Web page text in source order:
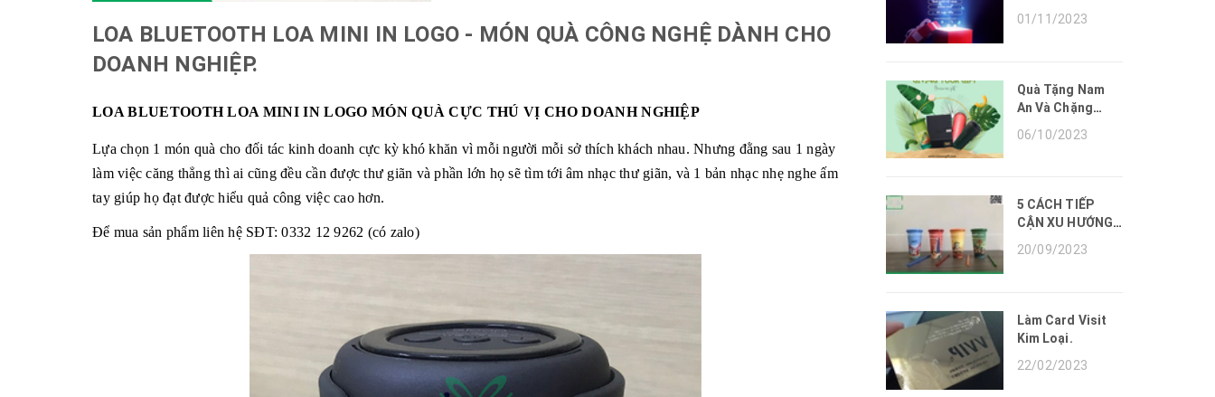
LOA BLUETOOTH LOA MINI IN LOGO - MÓN QUÀ CÔNG NGHỆ DÀNH CHO
DOANH NGHIỆP.
LOA BLUETOOTH LOA MINI IN LOGO MÓN QUÀ CỰC THÚ VỊ CHO DOANH NGHIỆP
Lựa chọn 1 món quà cho đối tác kinh doanh cực kỳ khó khăn vì mỗi người mỗi sở thích khách nhau. Nhưng đằng sau 1 ngày
làm việc căng thẳng thì ai cũng đều cần được thư giãn và phần lớn họ sẽ tìm tới âm nhạc thư giãn, và 1 bản nhạc nhẹ nghe ấm
tay giúp họ đạt được hiểu quả công việc cao hơn.
Để mua sản phẩm liên hệ SĐT: 0332 12 9262 (có zalo)
CUỐI NĂM 2023
01/11/2023
Quà Tặng Nam
An Và Chặng
Triển
06/10/2023
5 CÁCH TIẾP
CẬN XU HƯỚNG
QUÀ TẶNG
DOANH NGHIỆP
2023
20/09/2023
Làm Card Visit
Kim Loại.
22/02/2023